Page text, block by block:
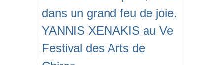
dans un grand feu de joie.
YANNIS XENAKIS au Ve
Festival des Arts de